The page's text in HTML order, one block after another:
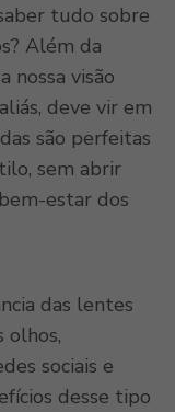
tudo sobre
Além da
nossa visão
deve vir em
são perfeitas
sem abrir
estar dos
das lentes
olhos,
sociais e
desse tipo